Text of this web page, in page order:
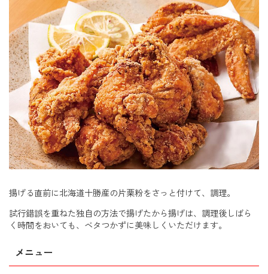
揚げる直前に北海道十勝産の片栗粉をさっと付けて、調理。
試行錯誤を重ねた独自の方法で揚げたから揚げは、調理後しばら
く時間をおいても、ベタつかずに美味しくいただけます。
メニュー